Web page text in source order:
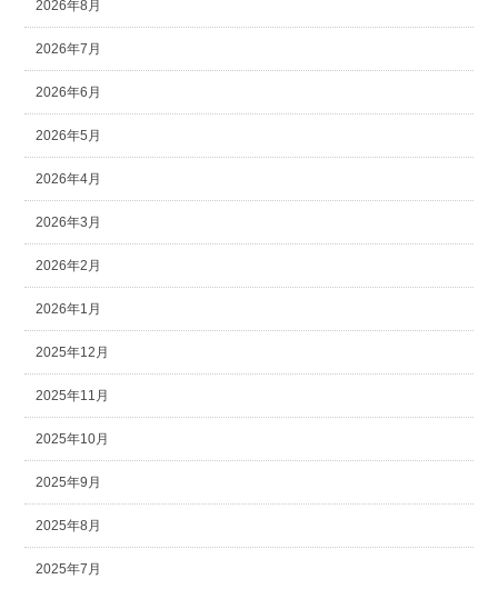
2026年8月
2026年7月
2026年6月
2026年5月
2026年4月
2026年3月
2026年2月
2026年1月
2025年12月
2025年11月
2025年10月
2025年9月
2025年8月
2025年7月